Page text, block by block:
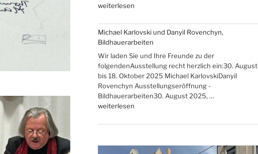
„Brigitte,
Robert
R.
und
Johanna
Flieger
–
Familienausstellung“
weiterlesen
Michael Karlovski und Danyil Rovenchyn,
Bildhauerarbeiten
Wir laden Sie und Ihre Freunde zu der
folgendenAusstellung recht herzlich ein:30. August
bis 18. Oktober 2025 Michael KarlovskiDanyil
Rovenchyn Ausstellungseröffnung -
Bildhauerarbeiten30. August 2025, …
„Michael
und
Rovenchyn,
weiterlesen